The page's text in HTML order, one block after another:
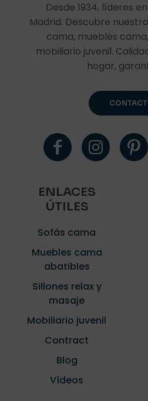
Desde 1934, líderes
Madrid. Descubre
cama, muebles
mobiliario juvenil.
hogar,
ENLACES
ÚTILES
Sofás cama
Muebles cama
abatibles
Sillones relax y
masaje
Mobiliario juvenil
Contract
Blog
Vídeos